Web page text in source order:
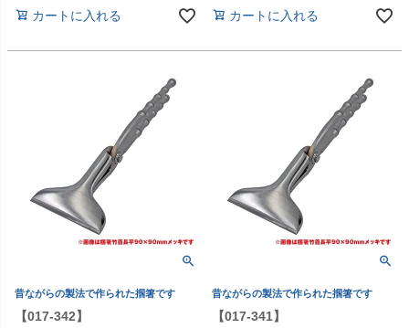
カートに入れる カートに入れる
昔ながらの製法で作られた掴箸です
【017-342】
昔ながらの製法で作られた掴箸です
【017-341】